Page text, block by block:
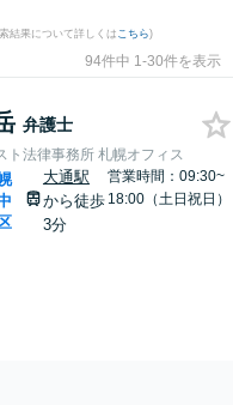
結果について詳しくはこちら)
94件中 1-30件を表示
弁護士
ト法律事務所 札幌オフィス
大通駅
から徒歩
3分
営業時間：09:30~
18:00（土日祝日）